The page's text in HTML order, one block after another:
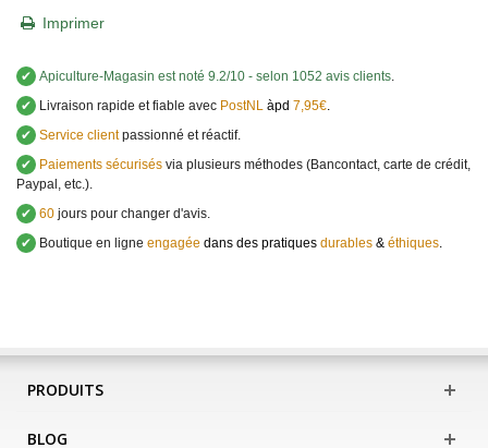
Imprimer
✔ Apiculture-Magasin est noté 9.2/10 - selon 1052 avis clients.
✔
Livraison rapide et fiable avec PostNL àpd 7,95€.
✔ Service clientpassionné et réactif.
✔
Paiements sécurisés via plusieurs méthodes (Bancontact, carte de crédit,
Paypal, etc.).
✔ 60 jours pour changer d'avis.
✔
Boutique en ligne engagée dans des pratiques durables & éthiques.
PRODUITS
BLOG